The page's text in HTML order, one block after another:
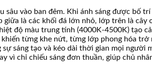
vào ban đêm. Khi ánh sáng được bố
là các khối đá lớn nhỏ, lớp trên là
độ màu trung tính (4000K-4500K) tạo
từng khe nứt, từng lớp phong hóa
sáng tạo và kéo dài thời gian mọi
vì chỉ chiếu sáng đơn thuần, giúp chủ